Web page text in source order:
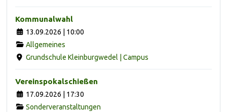
Kommunalwahl
13.09.2026 | 10:00
Allgemeines
Grundschule Kleinburgwedel | Campus
Vereinspokalschießen
17.09.2026 | 17:30
Sonderveranstaltungen